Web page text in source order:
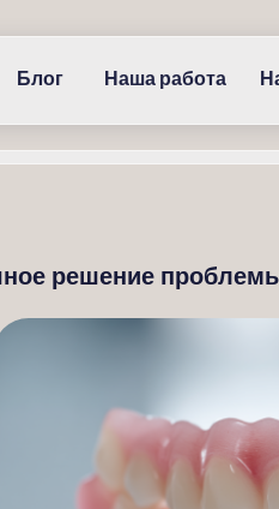
Блог Наша работа
решение